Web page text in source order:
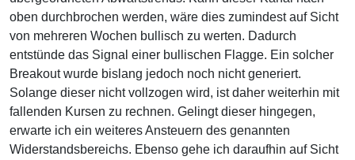
oben durchbrochen werden, wäre dies zumindest auf Sicht
von mehreren Wochen bullisch zu werten. Dadurch
entstünde das Signal einer bullischen Flagge. Ein solcher
Breakout wurde bislang jedoch noch nicht generiert.
Solange dieser nicht vollzogen wird, ist daher weiterhin mit
fallenden Kursen zu rechnen. Gelingt dieser hingegen,
erwarte ich ein weiteres Ansteuern des genannten
Widerstandsbereichs. Ebenso gehe ich daraufhin auf Sicht